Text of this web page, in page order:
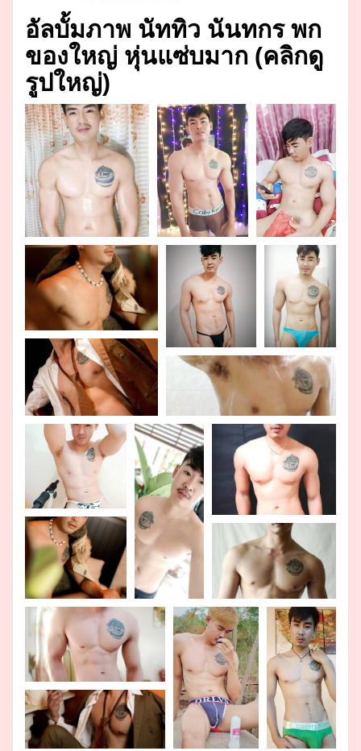
อัลบั้มภาพ นัททิว นันทกร พก
ของใหญ่ หุ่นแซ่บมาก (คลิกดู
รูปใหญ่)